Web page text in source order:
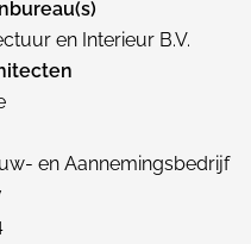
en Interieur B.V.
en Aannemingsbedrijf